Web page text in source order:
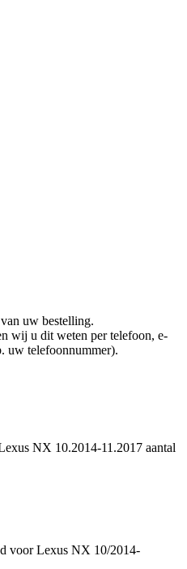
uw bestelling.
wij u dit weten per telefoon, e-
uw telefoonnummer).
NX 10.2014-11.2017 aantal
voor Lexus NX 10/2014-